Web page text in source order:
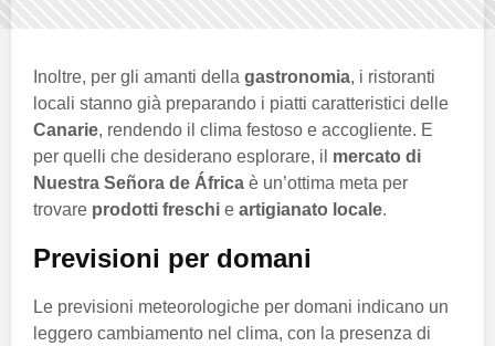
Inoltre, per gli amanti della gastronomia, i ristoranti
locali stanno già preparando i piatti caratteristici delle
Canarie, rendendo il clima festoso e accogliente. E
per quelli che desiderano esplorare, il mercato di
Nuestra Señora de África è un’ottima meta per
trovare prodotti freschi e artigianato locale.
Previsioni per domani
Le previsioni meteorologiche per domani indicano un
leggero cambiamento nel clima, con la presenza di